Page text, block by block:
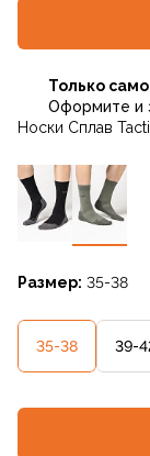
Только
Оформите и
Носки Сплав
Размер: 35-38
35-38 39-